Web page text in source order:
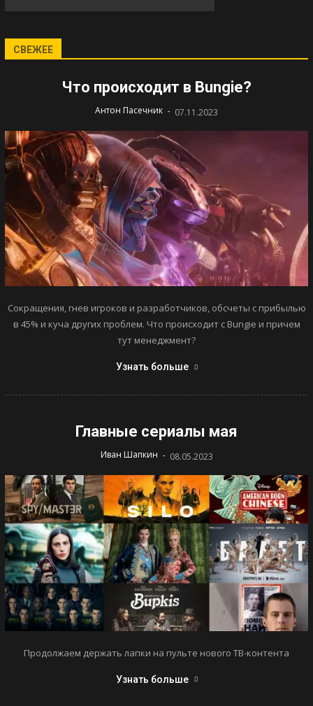
СВЕЖЕЕ
Что происходит в Bungie?
Антон Пасечник - 07.11.2023
Сокращения, гнев игроков и разработчиков, обсчеты с прибылью
в 45% и куча других проблем. Что происходит с Bungie и причем
тут менеджмент?
Узнать больше
Главные сериалы мая
Иван Шапкин - 08.05.2023
Продолжаем держать лапки на пульте нового ТВ-контента
Узнать больше